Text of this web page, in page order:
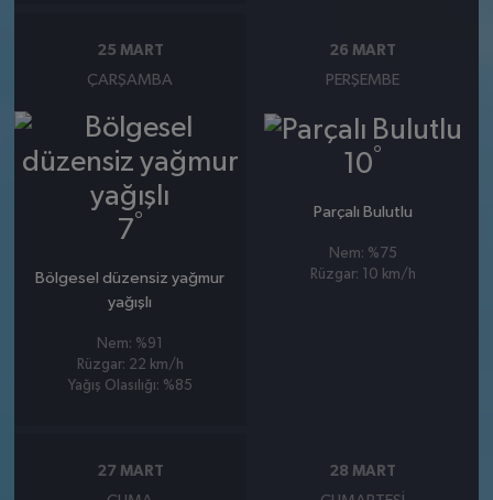
25 MART
ÇARŞAMBA
7°
Bölgesel düzensiz yağmur
yağışlı
Nem: %91
Rüzgar: 22 km/h
Yağış Olasılığı: %85
26 MART
PERŞEMBE
10°
Parçalı Bulutlu
Nem: %75
Rüzgar: 10 km/h
27 MART 28 MART